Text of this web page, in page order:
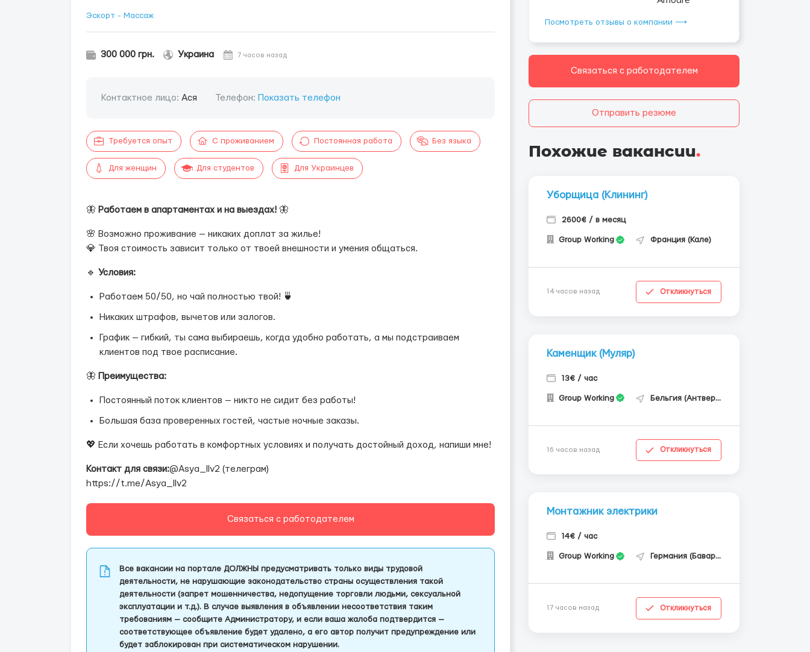
Эскорт - Массаж
300 000 грн. Украина 7 часов назад
Контактное лицо: Ася Телефон: Показать телефон
Требуется опыт С проживанием Постоянная работа Без языка
Для женщин Для студентов Для Украинцев
🦋 Работаем в апартаментах и на выездах! 🦋
🌸 Возможно проживание — никаких доплат за жилье!
💎 Твоя стоимость зависит только от твоей внешности и умения общаться.
🔹 Условия:
Работаем 50/50, но чай полностью твой! 🍵
Никаких штрафов, вычетов или залогов.
График — гибкий, ты сама выбираешь, когда удобно работать, а мы подстраиваем
клиентов под твое расписание.
🦋 Преимущества:
Постоянный поток клиентов — никто не сидит без работы!
Большая база проверенных гостей, частые ночные заказы.
💖 Если хочешь работать в комфортных условиях и получать достойный доход, напиши мне!
Контакт для связи:@Asya_llv2 (телеграм)
https://t.me/Asya_llv2
Связаться с работодателем
Все вакансии на портале ДОЛЖНЫ предусматривать только виды трудовой
деятельности, не нарушающие законодательство страны осуществления такой
деятельности (запрет мошенничества, недопущение торговли людьми, сексуальной
эксплуатации и т.д.). В случае выявления в объявлении несоответствия таким
требованиям — сообщите Администратору, и если ваша жалоба подтвердится —
соответствующее объявление будет удалено, а его автор получит предупреждение или
будет заблокирован при систематическом нарушении.
Посмотреть отзывы о компании ⟶
Связаться с работодателем
Отправить резюме
Похожие вакансии.
Уборщица (Клининг)
2600€ / в месяц
Group Working Франция (Кале)
14 часов назад Откликнуться
Каменщик (Муляр)
13€ / час
Group Working Бельгия (Антверпен)
16 часов назад Откликнуться
Монтажник электрики
14€ / час
Group Working Германия (Бавария)
17 часов назад Откликнуться